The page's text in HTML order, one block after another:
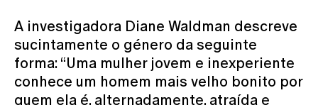
A investigadora Diane Waldman descreve
sucintamente o género da seguinte
forma: “Uma mulher jovem e inexperiente
conhece um homem mais velho bonito por
quem ela é, alternadamente, atraída e